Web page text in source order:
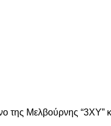
της Μελβούρνης